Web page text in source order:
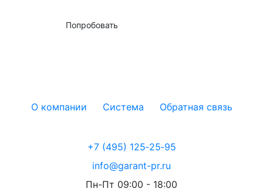
Попробовать
О компании Система Обратная связь
+7 (495) 125‑25‑95
info@garant-pr.ru
Пн-Пт 09:00 - 18:00